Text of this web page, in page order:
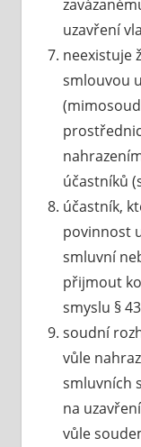
uzavření
neexistuje
smlouvou
účastníků
účastník,
povinnost
smluvní
přijmout
smyslu §
soudní
vůle
smluvních
na
vůle